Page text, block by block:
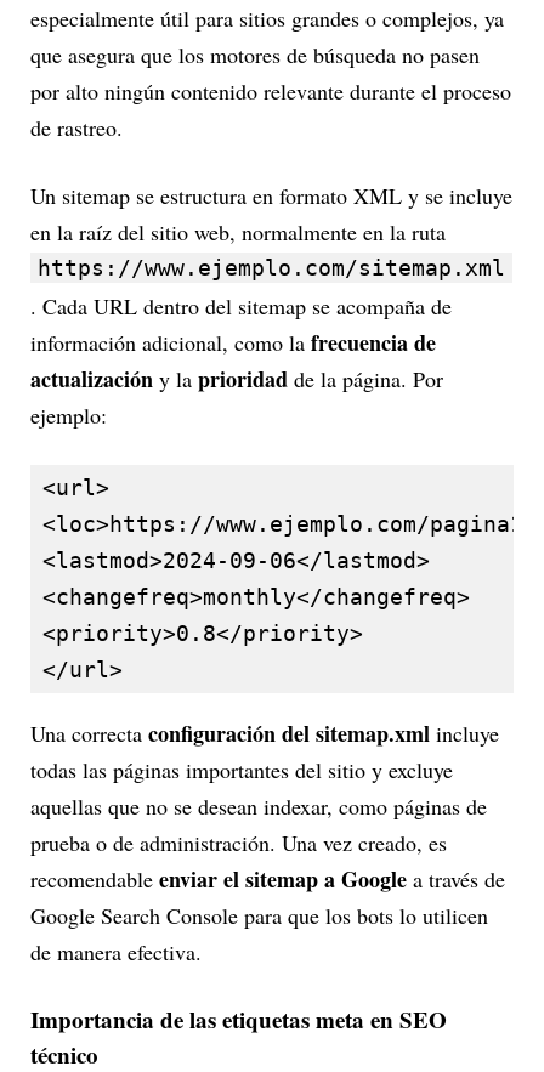
especialmente útil para sitios grandes o complejos, ya
que asegura que los motores de búsqueda no pasen
por alto ningún contenido relevante durante el proceso
de rastreo.
Un sitemap se estructura en formato XML y se incluye
en la raíz del sitio web, normalmente en la ruta
https://www.ejemplo.com/sitemap.xml
. Cada URL dentro del sitemap se acompaña de
información adicional, como la frecuencia de
actualización y la prioridad de la página. Por
ejemplo:
<url>
<loc>https://www.ejemplo.com/
<lastmod>2024-09-06</lastmod>
<changefreq>monthly</changefreq>
<priority>0.8</priority>
</url>
Una correcta configuración del sitemap.xml incluye
todas las páginas importantes del sitio y excluye
aquellas que no se desean indexar, como páginas de
prueba o de administración. Una vez creado, es
recomendable enviar el sitemap a Google a través de
Google Search Console para que los bots lo utilicen
de manera efectiva.
Importancia de las etiquetas meta en SEO
técnico